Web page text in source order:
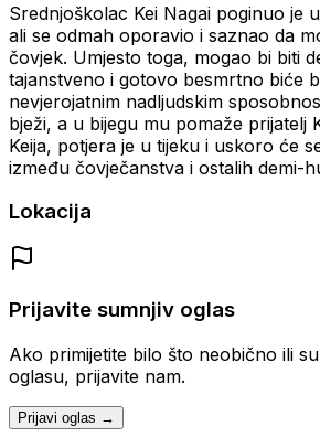
Srednjoškolac Kei Nagai poginuo je
ali se odmah oporavio i saznao da
čovjek. Umjesto toga, mogao bi biti
tajanstveno i gotovo besmrtno biće
nevjerojatnim nadljudskim
bježi, a u bijegu mu pomaže prijatelj
Keija, potjera je u tijeku i uskoro će
između čovječanstva i ostalih demi-
Lokacija
Prijavite sumnjiv oglas
Ako primijetite bilo što neobično ili
oglasu, prijavite nam.
Prijavi oglas →